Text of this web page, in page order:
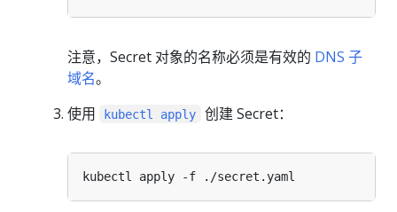
注意，Secret 对象的名称必须是有效的 DNS 子
域名。
使用
kubectl apply 创建 Secret：